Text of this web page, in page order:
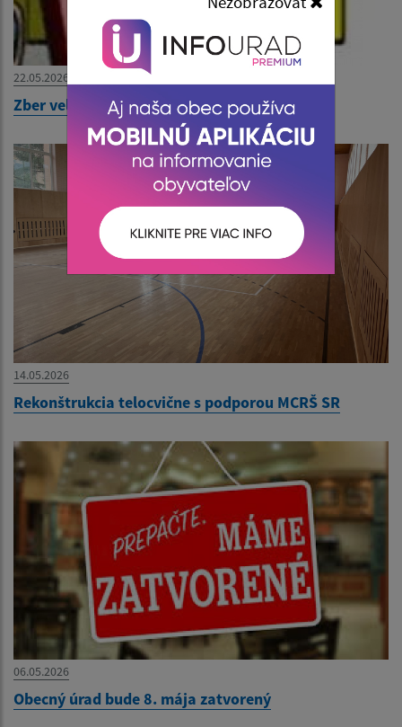
22.05.2026
Zber veľkoobjemového odpadu od 27.5.2026
14.05.2026
Rekonštrukcia telocvične s podporou MCRŠ SR
06.05.2026
Obecný úrad bude 8. mája zatvorený